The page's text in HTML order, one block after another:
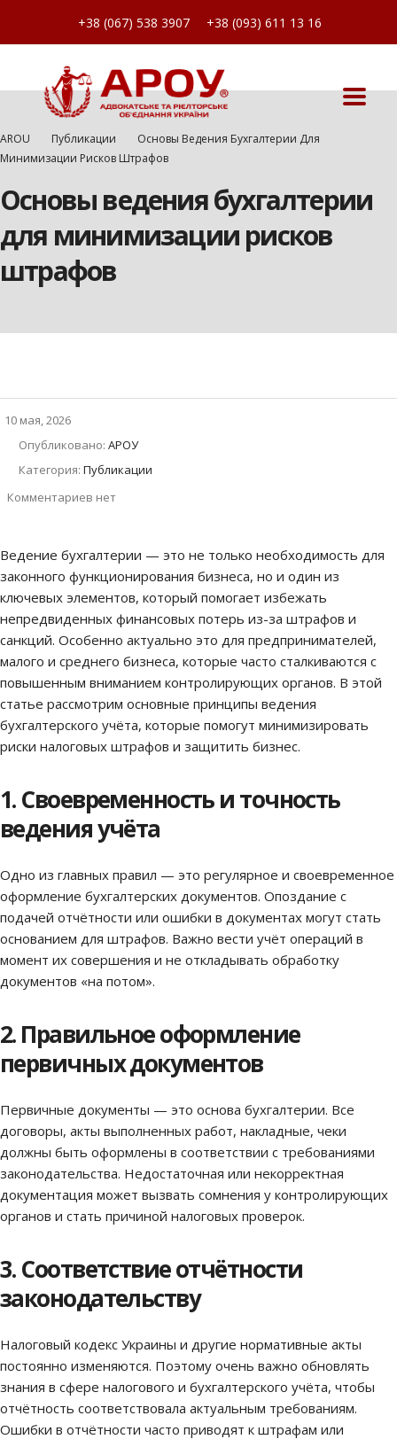
+38 (067) 538 3907 +38 (093) 611 13 16
AROU Публикации
Основы Ведения Бухгалтерии Для
Минимизации Рисков Штрафов
Основы ведения бухгалтерии
для минимизации рисков
штрафов
10 мая, 2026
Опубликовано: АРОУ
Категория: Публикации
Комментариев нет
Ведение бухгалтерии — это не только необходимость для
законного функционирования бизнеса, но и один из
ключевых элементов, который помогает избежать
непредвиденных финансовых потерь из-за штрафов и
санкций. Особенно актуально это для предпринимателей,
малого и среднего бизнеса, которые часто сталкиваются с
повышенным вниманием контролирующих органов. В этой
статье рассмотрим основные принципы ведения
бухгалтерского учёта, которые помогут минимизировать
риски налоговых штрафов и защитить бизнес.
1. Своевременность и точность
ведения учёта
Одно из главных правил — это регулярное и своевременное
оформление бухгалтерских документов. Опоздание с
подачей отчётности или ошибки в документах могут стать
основанием для штрафов. Важно вести учёт операций в
момент их совершения и не откладывать обработку
документов «на потом».
2. Правильное оформление
первичных документов
Первичные документы — это основа бухгалтерии. Все
договоры, акты выполненных работ, накладные, чеки
должны быть оформлены в соответствии с требованиями
законодательства. Недостаточная или некорректная
документация может вызвать сомнения у контролирующих
органов и стать причиной налоговых проверок.
3. Соответствие отчётности
законодательству
Налоговый кодекс Украины и другие нормативные акты
постоянно изменяются. Поэтому очень важно обновлять
знания в сфере налогового и бухгалтерского учёта, чтобы
отчётность соответствовала актуальным требованиям.
Ошибки в отчётности часто приводят к штрафам или